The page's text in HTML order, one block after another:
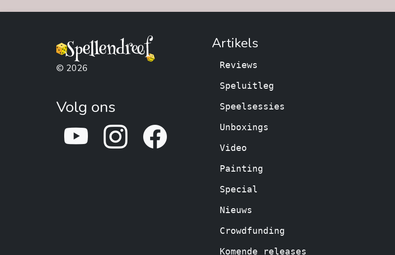
© 2026
Volg ons
Artikels
Reviews
Speluitleg
Speelsessies
Unboxings
Video
Painting
Special
Nieuws
Crowdfunding
Komende releases